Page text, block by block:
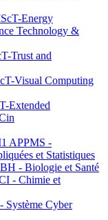
Energy
Technology &
Trust and
Visual Computing
Extended
APPMS -
et Statistiques
- Biologie et Santé
- Chimie et
Système Cyber